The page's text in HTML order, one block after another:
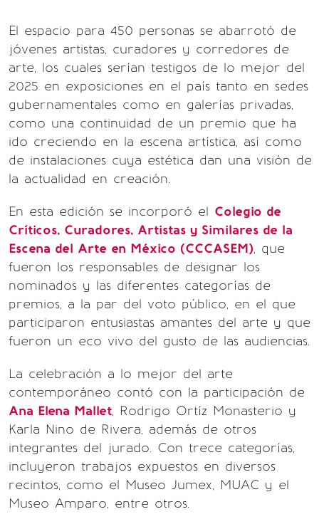
El espacio para 450 personas se abarrotó de
jóvenes artistas, curadores y corredores de
arte, los cuales serían testigos de lo mejor del
2025 en exposiciones en el país tanto en sedes
gubernamentales como en galerías privadas,
como una continuidad de un premio que ha
ido creciendo en la escena artística, así como
de instalaciones cuya estética dan una visión de
la actualidad en creación.
En esta edición se incorporó el Colegio de
Críticos, Curadores, Artistas y Similares de la
Escena del Arte en México (CCCASEM), que
fueron los responsables de designar los
nominados y las diferentes categorías de
premios, a la par del voto público, en el que
participaron entusiastas amantes del arte y que
fueron un eco vivo del gusto de las audiencias.
La celebración a lo mejor del arte
contemporáneo contó con la participación de
Ana Elena Mallet, Rodrigo Ortíz Monasterio y
Karla Nino de Rivera, además de otros
integrantes del jurado. Con trece categorías,
incluyeron trabajos expuestos en diversos
recintos, como el Museo Jumex, MUAC y el
Museo Amparo, entre otros.